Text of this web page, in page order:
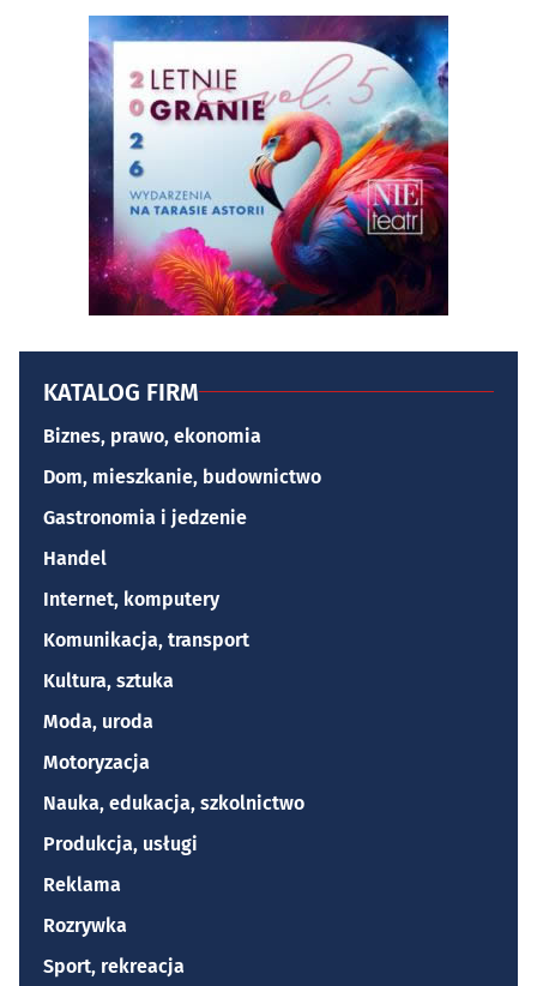
KATALOG FIRM
Biznes, prawo, ekonomia
Dom, mieszkanie, budownictwo
Gastronomia i jedzenie
Handel
Internet, komputery
Komunikacja, transport
Kultura, sztuka
Moda, uroda
Motoryzacja
Nauka, edukacja, szkolnictwo
Produkcja, usługi
Reklama
Rozrywka
Sport, rekreacja